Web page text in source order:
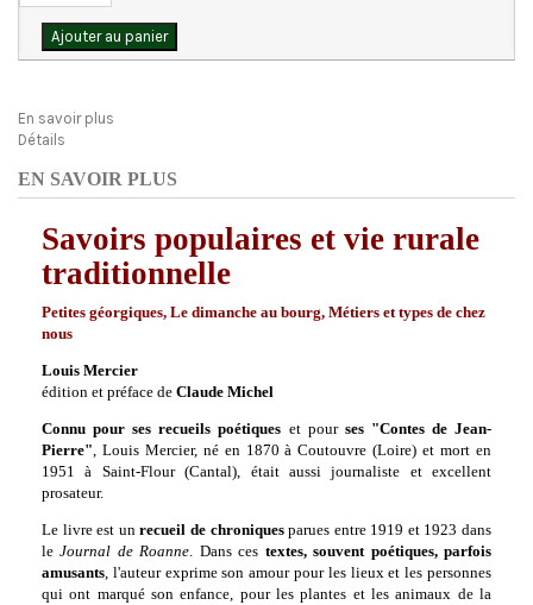
Ajouter au panier
En savoir plus
Détails
EN SAVOIR PLUS
Savoirs populaires et vie rurale
traditionnelle
Petites géorgiques, Le dimanche au bourg, Métiers et types de chez
nous
Louis Mercier
édition et préface de Claude Michel
Connu pour ses recueils poétiques et pour ses "Contes de Jean-
Pierre", Louis Mercier, né en 1870à Coutouvre (Loire) et morten
1951à Saint-Flour (Cantal), était aussi journaliste et excellent
prosateur.
Le livre est unrecueil de chroniquesparues entre 1919 et 1923 dans
le Journal de Roanne. Dans ces textes, souvent poétiques, parfois
amusants, l'auteur exprime son amour pour les lieux et les personnes
qui ont marqué son enfance, pour les plantes et les animaux de la